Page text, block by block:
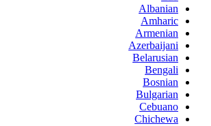
Albanian
Amharic
Armenian
Azerbaijani
Belarusian
Bengali
Bosnian
Bulgarian
Cebuano
Chichewa